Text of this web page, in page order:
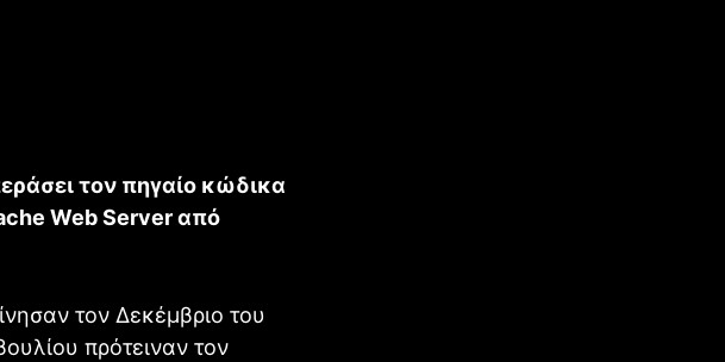
τον πηγαίο κώδικα
Web Server από
τον Δεκέμβριο του
πρότειναν τον